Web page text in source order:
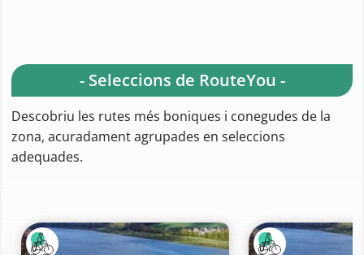
- Seleccions de RouteYou -
Descobriu les rutes més boniques i conegudes de la
zona, acuradament agrupades en seleccions
adequades.